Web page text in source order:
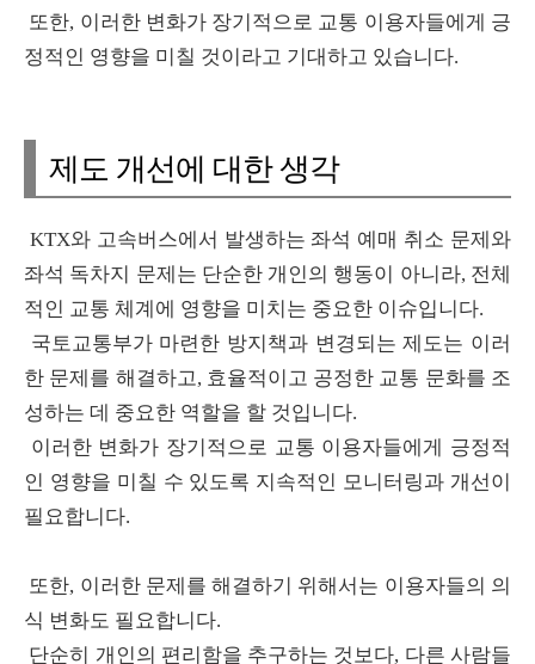
또한, 이러한 변화가 장기적으로 교통 이용자들에게 긍
정적인 영향을 미칠 것이라고 기대하고 있습니다.
제도 개선에 대한 생각
KTX와 고속버스에서 발생하는 좌석 예매 취소 문제와
좌석 독차지 문제는 단순한 개인의 행동이 아니라, 전체
적인 교통 체계에 영향을 미치는 중요한 이슈입니다.
국토교통부가 마련한 방지책과 변경되는 제도는 이러
한 문제를 해결하고, 효율적이고 공정한 교통 문화를 조
성하는 데 중요한 역할을 할 것입니다.
이러한 변화가 장기적으로 교통 이용자들에게 긍정적
인 영향을 미칠 수 있도록 지속적인 모니터링과 개선이
필요합니다.
또한, 이러한 문제를 해결하기 위해서는 이용자들의 의
식 변화도 필요합니다.
단순히 개인의 편리함을 추구하는 것보다, 다른 사람들